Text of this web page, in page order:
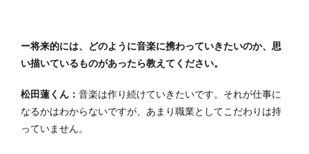
ー将来的には、どのように音楽に携わっていきたいのか、思
い描いているものがあったら教えてください。
松田蓮くん： 音楽は作り続けていきたいです。それが仕事に
なるかはわからないですが、あまり職業としてこだわりは持
っていません。